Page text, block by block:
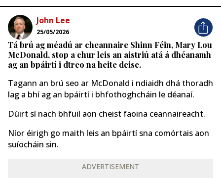
John Lee
25/05/2026
Tá brú ag méadú ar cheannaire Shinn Féin, Mary Lou
McDonald, stop a chur leis an aistriú atá á dhéanamh
ag an bpáirtí i dtreo na heite deise.
Tagann an brú seo ar McDonald i ndiaidh dhá thoradh
lag a bhí ag an bpáirtí i bhfothoghcháin le déanaí.
Dúirt sí nach bhfuil aon cheist faoina ceannaireacht.
Níor éirigh go maith leis an bpáirtí sna comórtais aon
suíocháin sin.
ADVERTISEMENT